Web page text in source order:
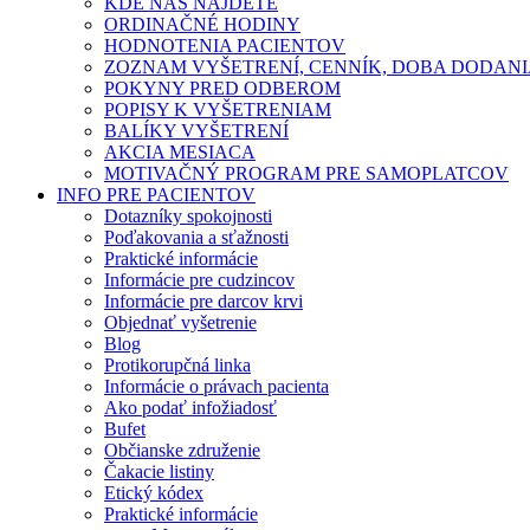
ORDINAČNÉ HODINY
HODNOTENIA PACIENTOV
ZOZNAM VYŠETRENÍ, CENNÍK, DOBA
POKYNY PRED ODBEROM
POPISY K VYŠETRENIAM
BALÍKY VYŠETRENÍ
AKCIA MESIACA
MOTIVAČNÝ PROGRAM PRE SAMOPLATCOV
INFO PRE PACIENTOV
Dotazníky spokojnosti
Poďakovania a sťažnosti
Praktické informácie
Informácie pre cudzincov
Informácie pre darcov krvi
Objednať vyšetrenie
Blog
Protikorupčná linka
Informácie o právach pacienta
Ako podať infožiadosť
Bufet
Občianske združenie
Čakacie listiny
Etický kódex
Praktické informácie